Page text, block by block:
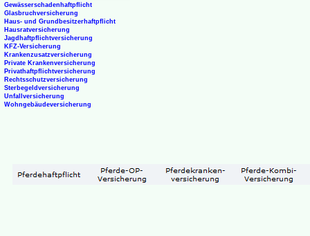
Gewässerschadenhaftpflicht
Glasbruchversicherung
Haus- und Grundbesitzerhaftpflicht
Hausratversicherung
Jagdhaftpflichtversicherung
KFZ-Versicherung
Krankenzusatzversicherung
Private Krankenversicherung
Privathaftpflichtversicherung
Rechtsschutzversicherung
Sterbegeldversicherung
Unfallversicherung
Wohngebäudeversicherung